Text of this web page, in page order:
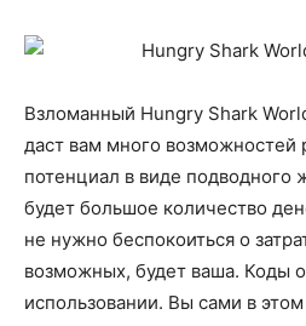
Взломанный Hungry Shark
даст вам много возможностей
потенциал в виде подводного
будет большое количество
не нужно беспокоиться о
возможных, будет ваша. Коды
использовании. Вы сами в